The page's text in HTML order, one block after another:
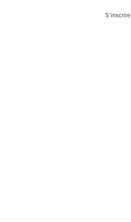
S'inscrire